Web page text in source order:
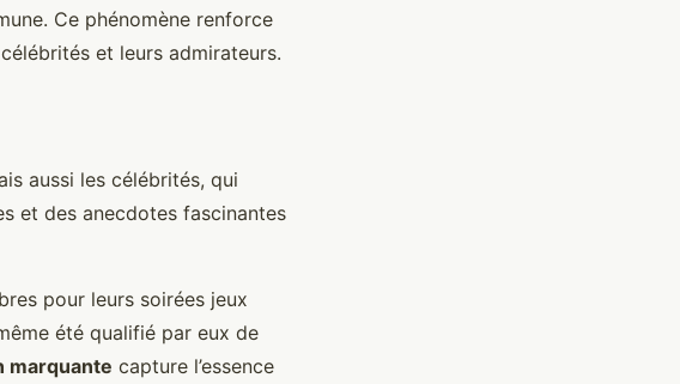
Ce phénomène renforce
et leurs admirateurs.
aussi les célébrités, qui
et des anecdotes fascinantes
pour leurs soirées jeux
été qualifié par eux de
marquante capture l’essence